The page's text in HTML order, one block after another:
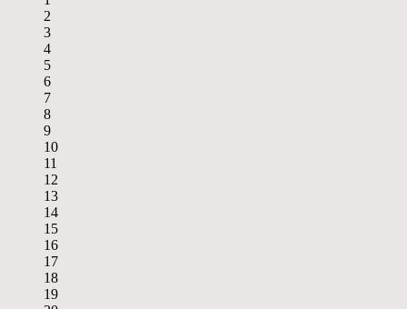
2
3
4
5
6
7
8
9
10
11
12
13
14
15
16
17
18
19